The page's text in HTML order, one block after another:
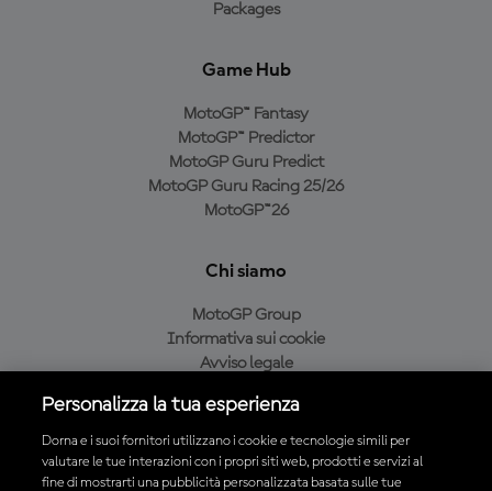
Packages
Game Hub
MotoGP™ Fantasy
MotoGP™ Predictor
MotoGP Guru Predict
MotoGP Guru Racing 25/26
MotoGP™26
Chi siamo
MotoGP Group
Informativa sui cookie
Avviso legale
Condizioni di acquisto
Personalizza la tua esperienza
Dorna e i suoi fornitori utilizzano i cookie e tecnologie simili per
valutare le tue interazioni con i propri siti web, prodotti e servizi al
fine di mostrarti una pubblicità personalizzata basata sulle tue